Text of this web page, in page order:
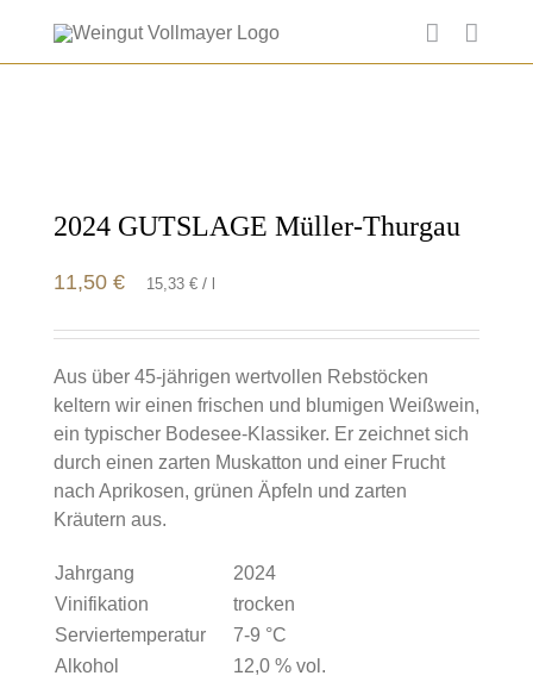
content
2024 GUTSLAGE Müller-Thurgau
11,50 € 15,33 €/
Aus über 45-jährigen wertvollen Rebstöcken
keltern wir einen frischen und blumigen Weißwein,
ein typischer Bodesee-Klassiker. Er zeichnet sich
durch einen zarten Muskatton und einer Frucht
nach Aprikosen, grünen Äpfeln und zarten
Kräutern aus.
Jahrgang
2024
Vinifikation
trocken
Serviertemperatur
7‐9 °C
Alkohol
12,0 % vol.